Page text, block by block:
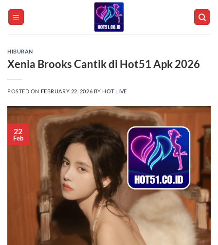
HIBURAN
Xenia Brooks Cantik di Hot51 Apk 2026
POSTED ON FEBRUARY 22, 2026 BY HOT LIVE
22
Feb